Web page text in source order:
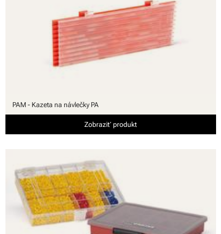
PAM - Kazeta na návlečky PA
Zobraziť produkt